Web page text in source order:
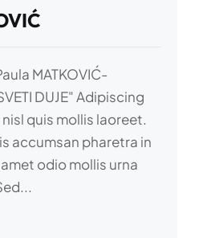
MATKOVIĆ-
DUJE" Adipiscing
quis mollis laoreet.
accumsan pharetra in
odio mollis urna